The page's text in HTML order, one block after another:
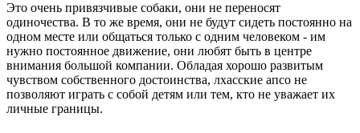
Это очень привязчивые собаки, они не переносят
одиночества. В то же время, они не будут сидеть постоянно на
одном месте или общаться только с одним человеком - им
нужно постоянное движение, они любят быть в центре
внимания большой компании. Обладая хорошо развитым
чувством собственного достоинства, лхасские апсо не
позволяют играть с собой детям или тем, кто не уважает их
личные границы.